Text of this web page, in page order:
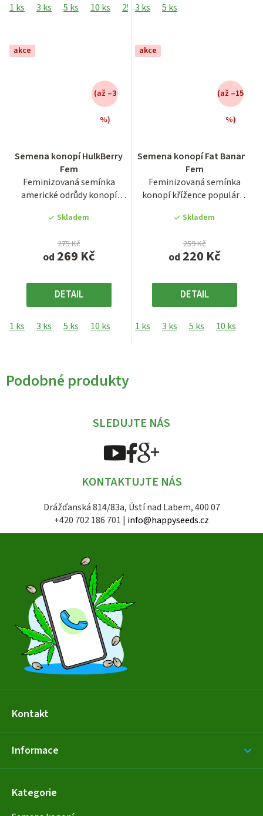
1 ks 3 ks 5 ks 10 ks 25 ks3 ks 5 ks
akce
Semena konopí HulkBerry
Fem
Feminizovaná semínka
americké odrůdy konopí
z...
hodnocení
produktu
je
3,8
z
hvězdiček.
Skladem
od 269 Kč
275 Kč
(až –3
%)
DETAIL
1 ks 3 ks 5 ks 10 ks
akce
Semena konopí Fat Banana
Fem
Feminizovaná semínka
konopí křížence populární
Jedná...
hodnocení
produktu
je
3,6
z
hvězdiček.
Skladem
od 220 Kč
259 Kč
(až –15
%)
DETAIL
1 ks 3 ks 5 ks 10 ks
Podobné produkty
SLEDUJTE NÁS
KONTAKTUJTE NÁS
Drážďanská 814/83a, Ústí nad Labem, 400 07
+420 702 186 701 | info@happyseeds.cz
Kontakt
Informace
Kategorie